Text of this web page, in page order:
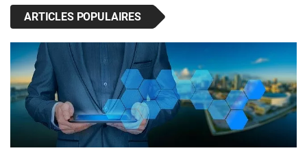
ARTICLES POPULAIRES